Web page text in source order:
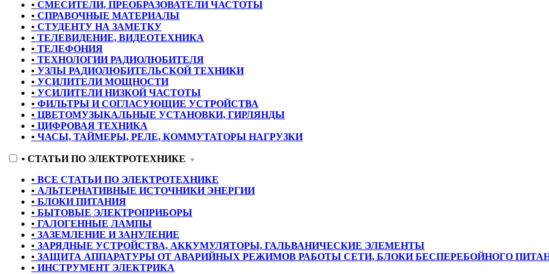
• СМЕСИТЕЛИ, ПРЕОБРАЗОВАТЕЛИ ЧАСТОТЫ
• СПРАВОЧНЫЕ МАТЕРИАЛЫ
• СТУДЕНТУ НА ЗАМЕТКУ
• ТЕЛЕВИДЕНИЕ, ВИДЕОТЕХНИКА
• ТЕЛЕФОНИЯ
• ТЕХНОЛОГИИ РАДИОЛЮБИТЕЛЯ
• УЗЛЫ РАДИОЛЮБИТЕЛЬСКОЙ ТЕХНИКИ
• УСИЛИТЕЛИ МОЩНОСТИ
• УСИЛИТЕЛИ НИЗКОЙ ЧАСТОТЫ
• ФИЛЬТРЫ И СОГЛАСУЮЩИЕ УСТРОЙСТВА
• ЦВЕТОМУЗЫКАЛЬНЫЕ УСТАНОВКИ, ГИРЛЯНДЫ
• ЦИФРОВАЯ ТЕХНИКА
• ЧАСЫ, ТАЙМЕРЫ, РЕЛЕ, КОММУТАТОРЫ НАГРУЗКИ
• СТАТЬИ ПО ЭЛЕКТРОТЕХНИКЕ ▼
• ВСЕ СТАТЬИ ПО ЭЛЕКТРОТЕХНИКЕ
• АЛЬТЕРНАТИВНЫЕ ИСТОЧНИКИ ЭНЕРГИИ
• БЛОКИ ПИТАНИЯ
• БЫТОВЫЕ ЭЛЕКТРОПРИБОРЫ
• ГАЛОГЕННЫЕ ЛАМПЫ
• ЗАЗЕМЛЕНИЕ И ЗАНУЛЕНИЕ
• ЗАРЯДНЫЕ УСТРОЙСТВА, АККУМУЛЯТОРЫ, ГАЛЬВАНИЧЕСКИЕ ЭЛЕМЕНТЫ
• ЗАЩИТА АППАРАТУРЫ ОТ АВАРИЙНЫХ РЕЖИМОВ РАБОТЫ СЕТИ, БЛОКИ БЕСПЕРЕБОЙНОГО
• ИНСТРУМЕНТ ЭЛЕКТРИКА